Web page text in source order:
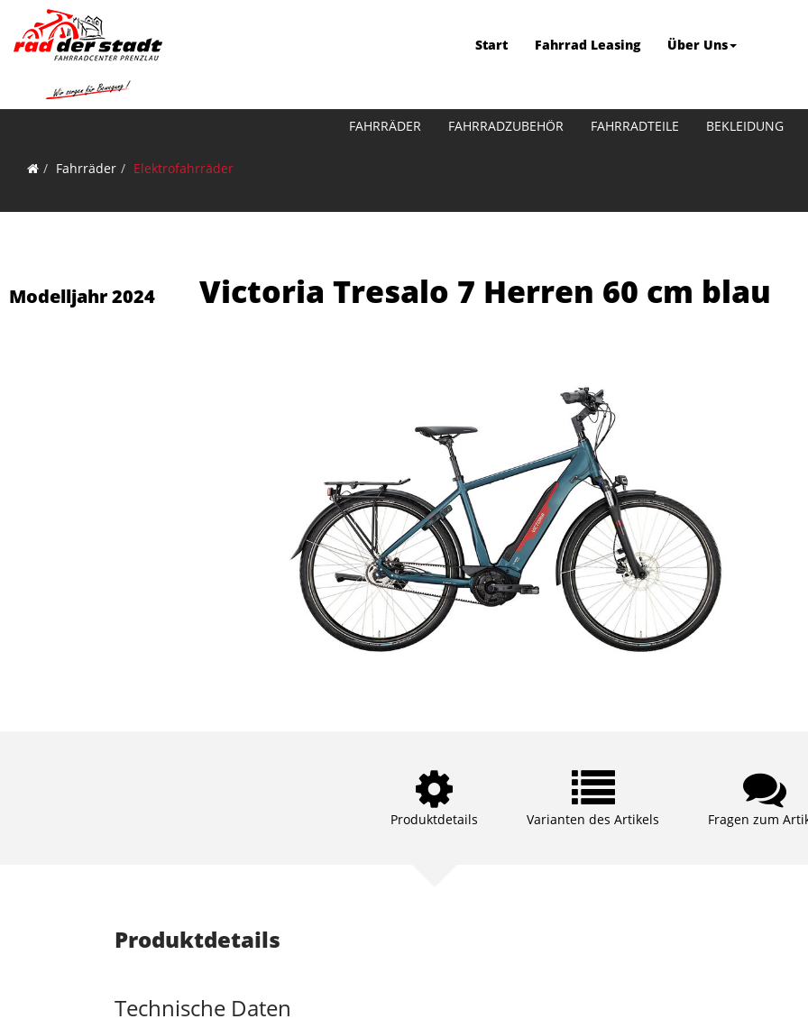
Start Fahrrad Leasing Über Uns
FAHRRÄDER FAHRRADZUBEHÖR FAHRRADTEILE BEKLEIDUNG
Fahrräder Elektrofahrräder
Modelljahr 2024 Victoria Tresalo 7 Herren 60 cm blau
Produktdetails Varianten des Artikels Fragen zum
Produktdetails
Technische Daten